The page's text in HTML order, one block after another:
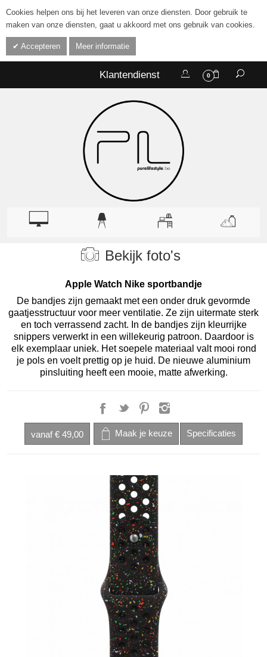
Cookies helpen ons bij het leveren van onze diensten. Door gebruik te
maken van onze diensten, gaat u akkoord met ons gebruik van cookies.
Accepteren Meer informatie
0
Klantendienst
Bekijk foto's
Apple Watch Nike sportbandje
De bandjes zijn gemaakt met een onder druk gevormde
gaatjes­­structuur voor meer ventilatie. Ze zijn uitermate sterk
en toch verrassend zacht. In de bandjes zijn kleurrijke
snippers verwerkt in een willekeurig patroon. Daardoor is
elk exemplaar uniek. Het soepele materiaal valt mooi rond
je pols en voelt prettig op je huid. De nieuwe aluminium
pinsluiting heeft een mooie, matte afwerking.
vanaf € 49,00